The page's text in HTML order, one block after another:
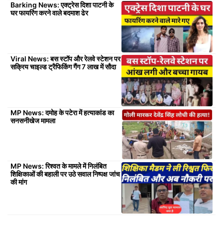
Barking News: एक्ट्रेस दिशा पाटनी के
घर फायरिंग करने वाले बदमाश ढेर
Viral News: बस स्टॉप और रेलवे स्टेशन पर
सक्रिय चाइल्ड ट्रैफिकिंग गैंग 7 लाख में सौदा
MP News: दमोह के पटेरा में हत्याकांड का
सनसनीखेज मामला
MP News: रिश्वत के मामले में निलंबित
शिक्षिकाओं की बहाली पर उठे सवाल निष्पक्ष जांच
की मांग